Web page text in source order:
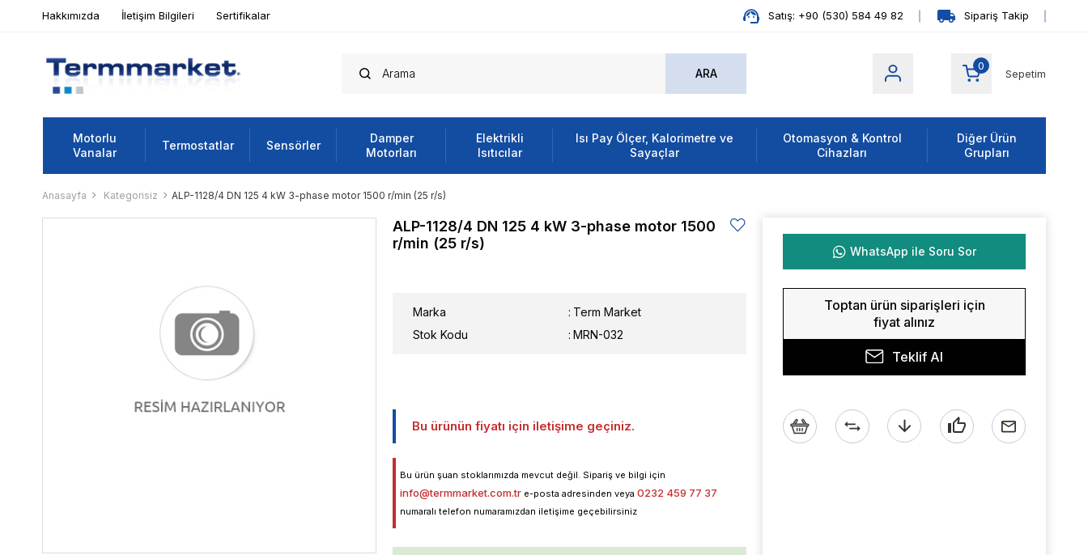
Hakkımızda İletişim Bilgileri Sertifikalar Satış: +90 (530) 584 49 82 Sipariş Takip
Sepetim
0
Motorlu
Vanalar
Termostatlar Sensörler
Damper
Motorları
Elektrikli
Isıtıcılar
Isı Pay Ölçer, Kalorimetre ve
Sayaçlar
Otomasyon & Kontrol
Cihazları
Diğer Ürün
Grupları
Anasayfa Kategorisiz ALP-1128/4 DN 125 4 kW 3-phase motor 1500 r/min (25 r/s)
ALP-1128/4 DN 125 4 kW 3-phase motor 1500
r/min (25 r/s)
Marka : Term Market
Stok Kodu
MRN-032
Bu ürünün fiyatı için iletişime geçiniz.
Bu ürün şuan stoklarımızda mevcut değil. Sipariş ve bilgi için
info@termmarket.com.tr e-posta adresinden veya 0232 459 77 37
numaralı telefon numaramızdan iletişime geçebilirsiniz
WhatsApp ile Soru Sor
Toptan ürün siparişleri için
fiyat alınız
Teklif Al